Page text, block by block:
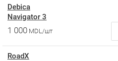
Debica
Navigator 3
1 000 MDL/шт
RoadX